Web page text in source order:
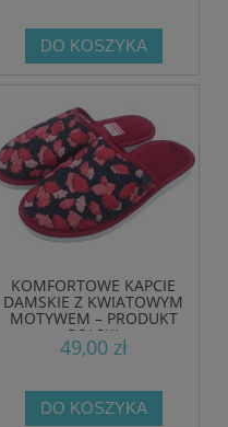
DO KOSZYKA
KOMFORTOWE KAPCIE
DAMSKIE Z KWIATOWYM
MOTYWEM – PRODUKT
POLSKI
49,00 zł
DO KOSZYKA